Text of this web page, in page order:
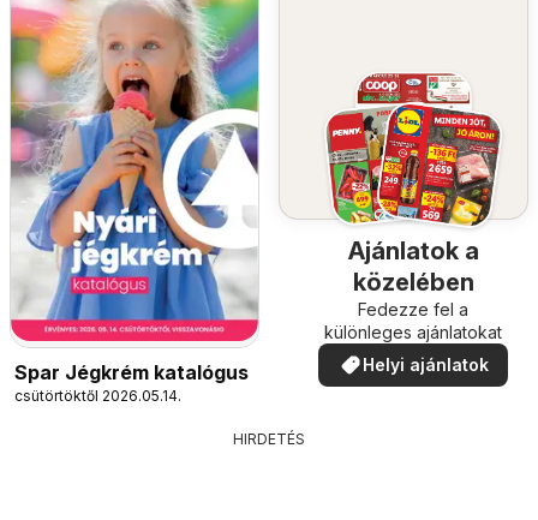
Spar Jégkrém katalógus
csütörtöktől 2026.05.14.
Ajánlatok a
közelében
Fedezze fel a
különleges ajánlatokat
Helyi ajánlatok
HIRDETÉS